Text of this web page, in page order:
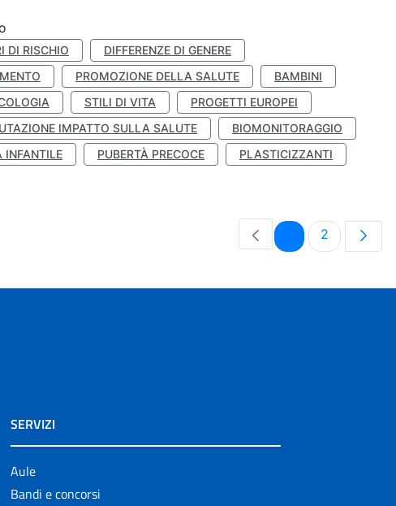
DI RISCHIO
DIFFERENZE DI GENERE
PROMOZIONE DELLA SALUTE
BAMBINI
STILI DI VITA
PROGETTI EUROPEI
IMPATTO SULLA SALUTE
BIOMONITORAGGIO
INFANTILE PUBERTÀ PRECOCE
PLASTICIZZANTI
PaginaPagina
2
SERVIZI
Aule
Bandi e concorsi